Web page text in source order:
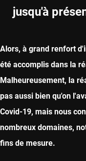
jusqu'à
Alors, à grand renfort
été accomplis dans la
Malheureusement, la
pas aussi bien qu'on
Covid-19, mais nous
nombreux domaines,
fins de mesure.